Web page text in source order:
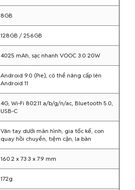
8GB
128GB / 256GB
4025 mAh, sạc nhanh VOOC 3.0 20W
Android 9.0 (Pie), có thể nâng cấp lên
Android 11
4G, Wi-Fi 802.11 a/b/g/n/ac, Bluetooth 5.0,
USB-C
Vân tay dưới màn hình, gia tốc kế, con
quay hồi chuyển, tiệm cận, la bàn
160.2 x 73.3 x 7.9 mm
172g